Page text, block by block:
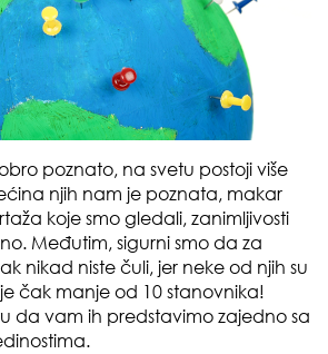
poznato, na svetu postoji više
njih nam je poznata, makar
koje smo gledali, zanimljivosti
Međutim, sigurni smo da za
nikad niste čuli, jer neke od njih su
čak manje od 10 stanovnika!
da vam ih predstavimo zajedno sa